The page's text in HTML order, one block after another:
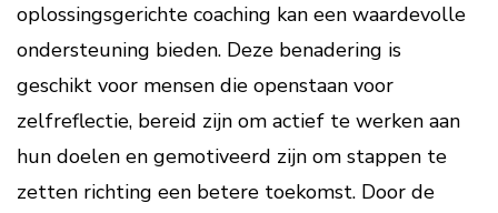
oplossingsgerichte coaching kan een waardevolle
ondersteuning bieden. Deze benadering is
geschikt voor mensen die openstaan voor
zelfreflectie, bereid zijn om actief te werken aan
hun doelen en gemotiveerd zijn om stappen te
zetten richting een betere toekomst. Door de